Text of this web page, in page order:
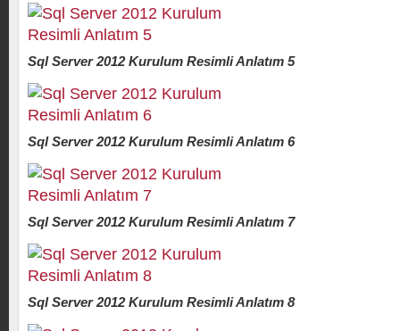
Sql Server 2012 Kurulum Resimli Anlatım 5
Sql Server 2012 Kurulum Resimli Anlatım 6
Sql Server 2012 Kurulum Resimli Anlatım 7
Sql Server 2012 Kurulum Resimli Anlatım 8